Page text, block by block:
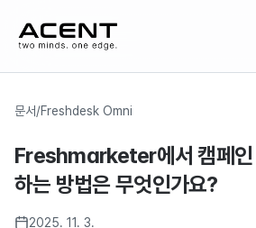
ACENT
문서/Freshdesk Omni
Freshmarketer에서 캠페인
하는 방법은 무엇인가요?
2025. 11. 3.